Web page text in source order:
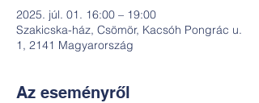
2025. júl. 01. 16:00 – 19:00
Szakicska-ház, Csömör, Kacsóh Pongrác u.
1, 2141 Magyarország
Az eseményről